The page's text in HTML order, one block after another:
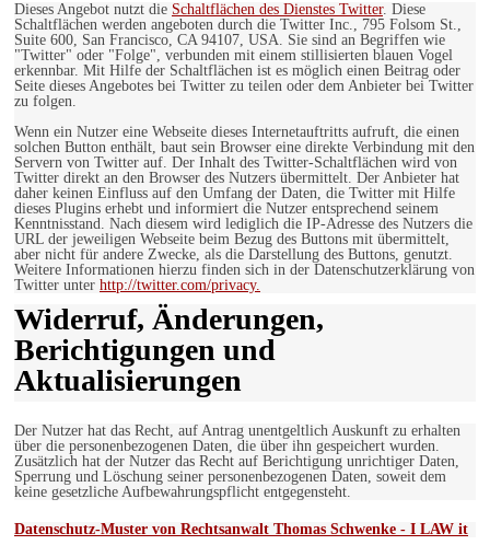
Dieses Angebot nutzt die Schaltflächen des Dienstes Twitter. Diese
Schaltflächen werden angeboten durch die Twitter Inc., 795 Folsom St.,
Suite 600, San Francisco, CA 94107, USA. Sie sind an Begriffen wie
"Twitter" oder "Folge", verbunden mit einem stillisierten blauen Vogel
erkennbar. Mit Hilfe der Schaltflächen ist es möglich einen Beitrag oder
Seite dieses Angebotes bei Twitter zu teilen oder dem Anbieter bei Twitter
zu folgen.
Wenn ein Nutzer eine Webseite dieses Internetauftritts aufruft, die einen
solchen Button enthält, baut sein Browser eine direkte Verbindung mit den
Servern von Twitter auf. Der Inhalt des Twitter-Schaltflächen wird von
Twitter direkt an den Browser des Nutzers übermittelt. Der Anbieter hat
daher keinen Einfluss auf den Umfang der Daten, die Twitter mit Hilfe
dieses Plugins erhebt und informiert die Nutzer entsprechend seinem
Kenntnisstand. Nach diesem wird lediglich die IP-Adresse des Nutzers die
URL der jeweiligen Webseite beim Bezug des Buttons mit übermittelt,
aber nicht für andere Zwecke, als die Darstellung des Buttons, genutzt.
Weitere Informationen hierzu finden sich in der Datenschutzerklärung von
Twitter unter http://twitter.com/privacy.
Widerruf, Änderungen,
Berichtigungen und
Aktualisierungen
Der Nutzer hat das Recht, auf Antrag unentgeltlich Auskunft zu erhalten
über die personenbezogenen Daten, die über ihn gespeichert wurden.
Zusätzlich hat der Nutzer das Recht auf Berichtigung unrichtiger Daten,
Sperrung und Löschung seiner personenbezogenen Daten, soweit dem
keine gesetzliche Aufbewahrungspflicht entgegensteht.
Datenschutz-Muster von Rechtsanwalt Thomas Schwenke - I LAW it